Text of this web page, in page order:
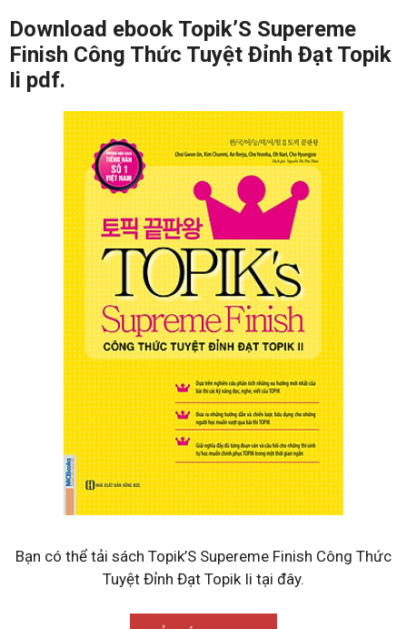
Download ebook Topik’S Supereme
Finish Công Thức Tuyệt Đỉnh Đạt Topik
Ii pdf.
Bạn có thể tải sách Topik’S Supereme Finish Công Thức
Tuyệt Đỉnh Đạt Topik Ii tại đây.